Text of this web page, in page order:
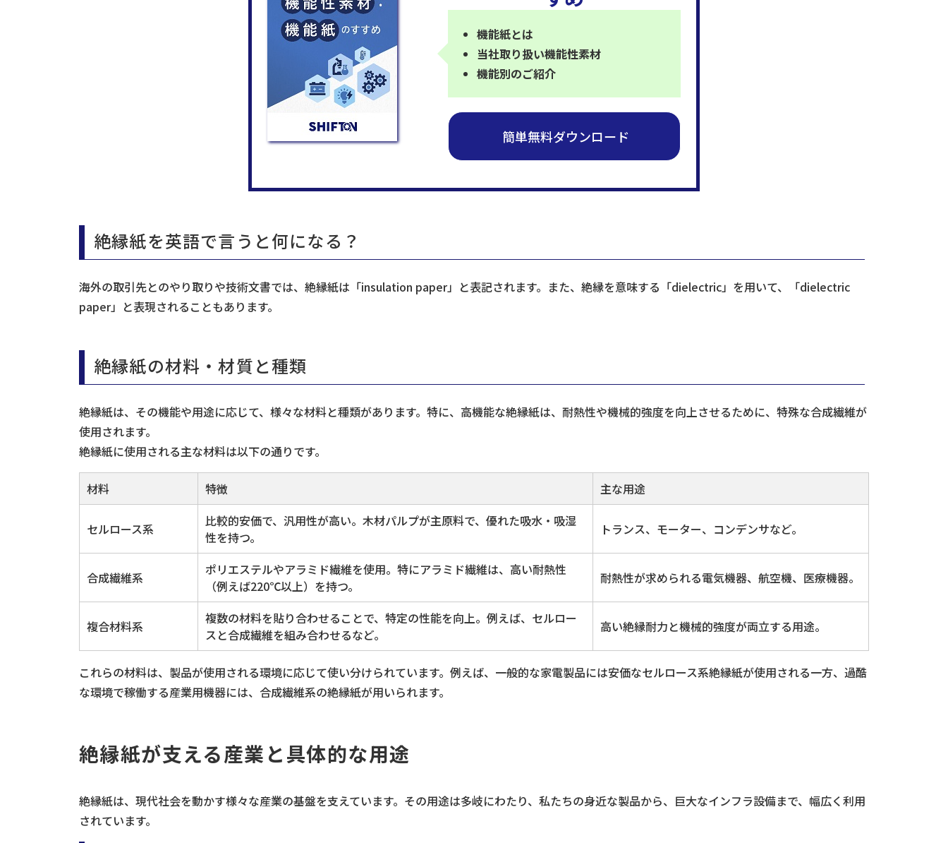
機能紙とは
当社取り扱い機能性素材
機能別のご紹介
簡単無料ダウンロード
絶縁紙を英語で言うと何になる？
海外の取引先とのやり取りや技術文書では、絶縁紙は「insulation paper」と表記されます。また、絶縁を意味する「dielectric」を用いて、「dielectric
paper」と表現されることもあります。
絶縁紙の材料・材質と種類
絶縁紙は、その機能や用途に応じて、様々な材料と種類があります。特に、高機能な絶縁紙は、耐熱性や機械的強度を向上させるために、特殊な合成繊維が
使用されます。
絶縁紙に使用される主な材料は以下の通りです。
材料 特徴 主な用途
セルロース系
比較的安価で、汎用性が高い。木材パルプが主原料で、優れた吸水・吸湿
性を持つ。
トランス、モーター、コンデンサなど。
合成繊維系
ポリエステルやアラミド繊維を使用。特にアラミド繊維は、高い耐熱性
（例えば220℃以上）を持つ。
耐熱性が求められる電気機器、航空機、医療機器。
複合材料系
複数の材料を貼り合わせることで、特定の性能を向上。例えば、セルロー
スと合成繊維を組み合わせるなど。
高い絶縁耐力と機械的強度が両立する用途。
これらの材料は、製品が使用される環境に応じて使い分けられています。例えば、一般的な家電製品には安価なセルロース系絶縁紙が使用される一方、過酷
な環境で稼働する産業用機器には、合成繊維系の絶縁紙が用いられます。
絶縁紙が支える産業と具体的な用途
絶縁紙は、現代社会を動かす様々な産業の基盤を支えています。その用途は多岐にわたり、私たちの身近な製品から、巨大なインフラ設備まで、幅広く利用
されています。